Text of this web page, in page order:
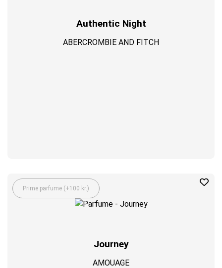
Authentic Night
ABERCROMBIE AND FITCH
Prime parfume (+100 kr.)
Journey
AMOUAGE